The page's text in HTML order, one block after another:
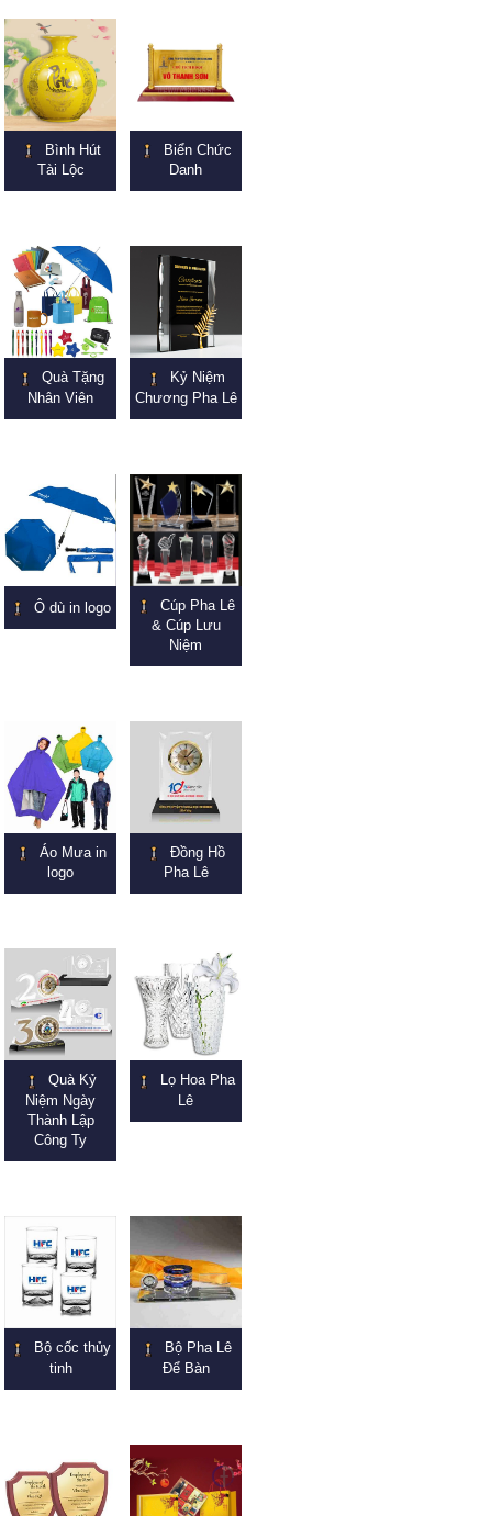
Bình Hút
Tài Lộc
Biển Chức
Danh
Quà Tặng
Nhân Viên
Kỷ Niệm
Chương Pha Lê
Ô dù in logo
Cúp Pha Lê
& Cúp Lưu
Niệm
Áo Mưa in
logo
Đồng Hồ
Pha Lê
Quà Kỷ
Niệm Ngày
Thành Lập
Công Ty
Lọ Hoa Pha
Lê
Bộ cốc thủy
tinh
Bộ Pha Lê
Để Bàn